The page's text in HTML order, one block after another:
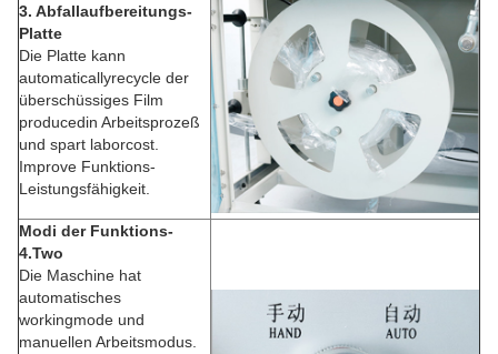
3. Abfallaufbereitungs-
Platte
Die Platte kann
automaticallyrecycle der
überschüssiges Film
producedin Arbeitsprozeß
und spart laborcost.
Improve Funktions-
Leistungsfähigkeit.
Modi der Funktions-
4.Two
Die Maschine hat
automatisches
workingmode und
manuellen Arbeitsmodus.